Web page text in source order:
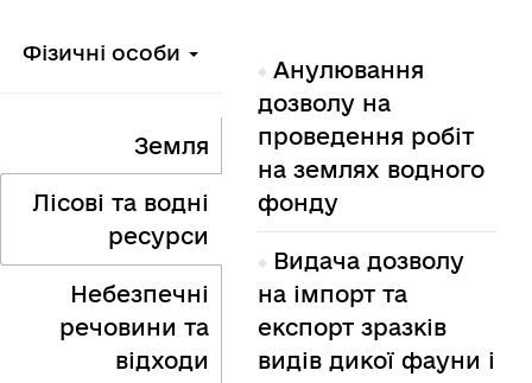
Фізичні особи
Земля
Лісові та водні
ресурси
Небезпечні
речовини та
відходи
Анулювання
дозволу на
проведення робіт
на землях водного
фонду
Видача дозволу
на імпорт та
експорт зразків
видів дикої фауни і